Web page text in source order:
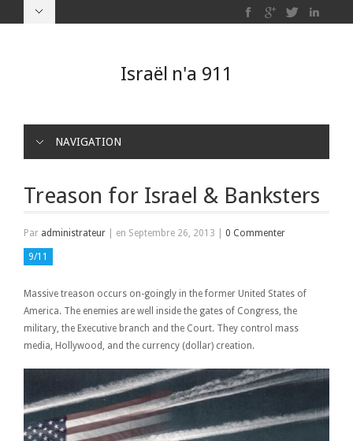
Israël n'a 911
NAVIGATION
Treason for Israel & Banksters
Par administrateur en Septembre 26, 2013 0 Commenter
9/11
Massive treason occurs on-goingly in the former United States of
America. The enemies are well inside the gates of Congress, the
military, the Executive branch and the Court. They control mass
media, Hollywood, and the currency (dollar) creation.